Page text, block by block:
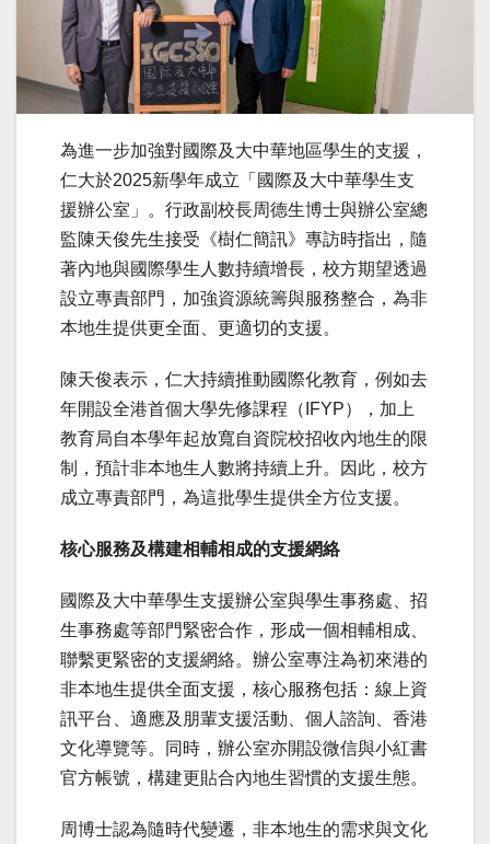
為進一步加強對國際及大中華地區學生的支援，
仁大於2025新學年成立「國際及大中華學生支
援辦公室」。行政副校長周德生博士與辦公室總
監陳天俊先生接受《樹仁簡訊》專訪時指出，隨
著內地與國際學生人數持續增長，校方期望透過
設立專責部門，加強資源統籌與服務整合，為非
本地生提供更全面、更適切的支援。
陳天俊表示，仁大持續推動國際化教育，例如去
年開設全港首個大學先修課程（IFYP），加上
教育局自本學年起放寬自資院校招收內地生的限
制，預計非本地生人數將持續上升。因此，校方
成立專責部門，為這批學生提供全方位支援。
核心服務及構建相輔相成的支援網絡
國際及大中華學生支援辦公室與學生事務處、招
生事務處等部門緊密合作，形成一個相輔相成、
聯繫更緊密的支援網絡。辦公室專注為初來港的
非本地生提供全面支援，核心服務包括：線上資
訊平台、適應及朋輩支援活動、個人諮詢、香港
文化導覽等。同時，辦公室亦開設微信與小紅書
官方帳號，構建更貼合內地生習慣的支援生態。
周博士認為隨時代變遷，非本地生的需求與文化